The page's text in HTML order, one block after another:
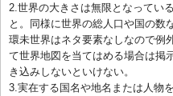
2.世界の大きさは無限となってい
と。同様に世界の総人口や国の数
環未世界はネタ要素なしなので例
て世界地図を当てはめる場合は掲
き込みしないといけない。
3.実在する国名や地名または人物